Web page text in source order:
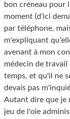
bon créneau pour
moment (d'ici
par téléphone,
m'expliquant
avenant à mon
médecin de
temps, et qu'il ne
devais pas
Autant dire que je
jeu de l'oie